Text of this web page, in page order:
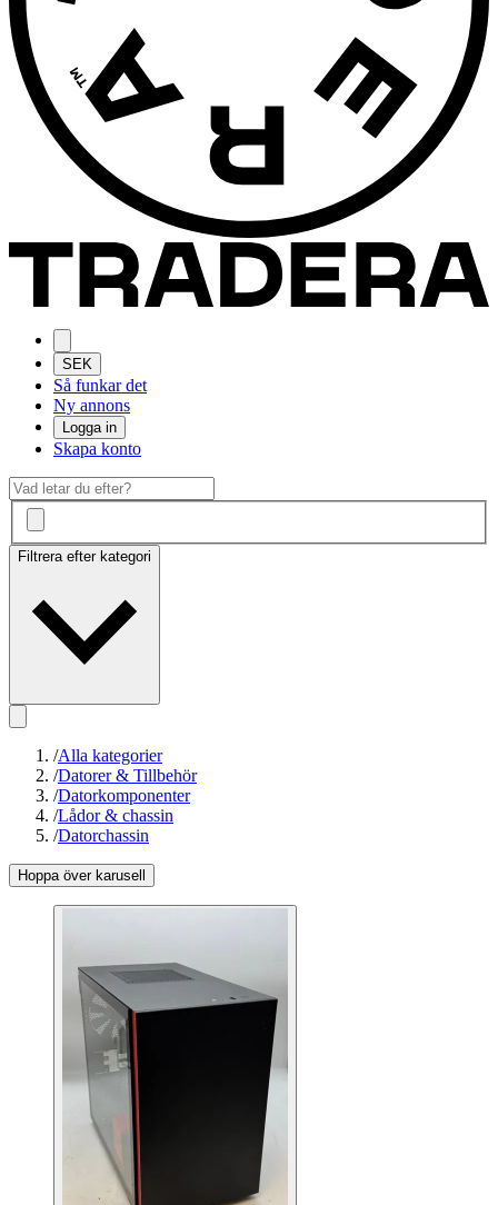
SEK
Så funkar det
Ny annons
Logga in
Skapa konto
Filtrera efter kategori
/Alla kategorier
/Datorer & Tillbehör
/Datorkomponenter
/Lådor & chassin
/Datorchassin
Hoppa över karusell